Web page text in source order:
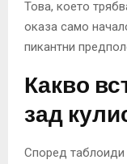
Това, което
оказа само
пикантни
Какво
зад
Според